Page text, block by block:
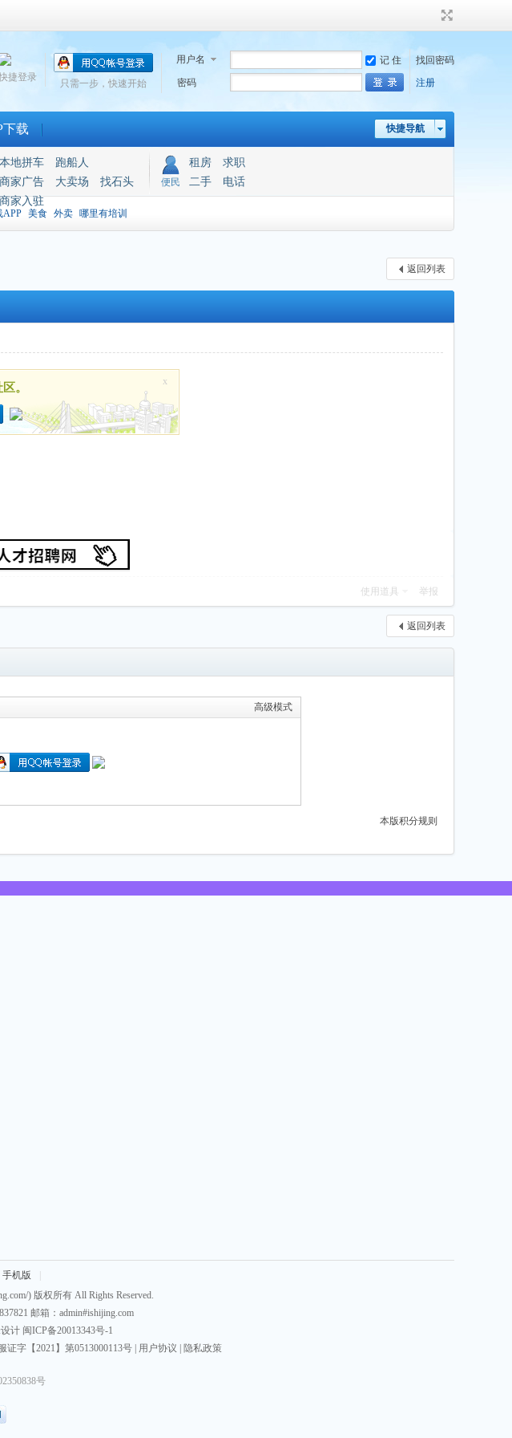
用户名 记 住
找回密码
密码
注册
只需一步，快速开始
捷登录
快捷导航
下载
本地拼车
跑船人
商家广告
大卖场
找石头
商家入驻
便民
租房
求职
二手
电话
APP 美食 外卖 哪里有培训
返回列表
。 x
使用道具 举报
返回列表
高级模式
本版积分规则
手机版
) 版权所有 All Rights Reserved.
邮箱：admin#ishijing.com
计 闽ICP备20013343号-1
字【2021】第0513000113号 | 用户协议 隐私政策
号